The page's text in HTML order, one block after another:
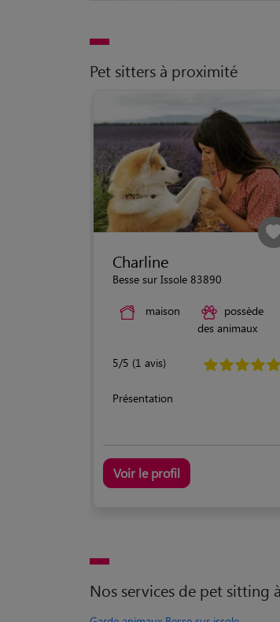
Pet sitters à proximité
Charline
Besse sur Issole 83890
maison
possède
des animaux
5/5 (1 avis)
Présentation
Voir le profil
Nos services de pet sitting